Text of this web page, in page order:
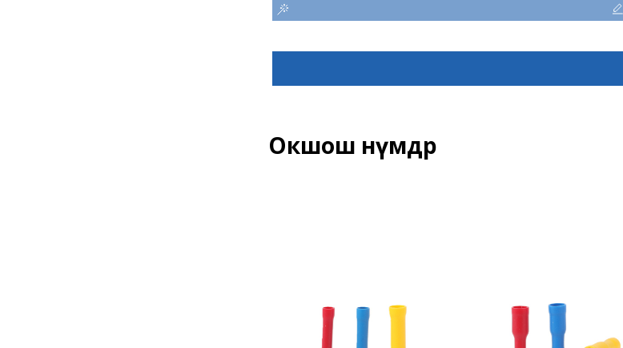
Окшош өнүмдөр